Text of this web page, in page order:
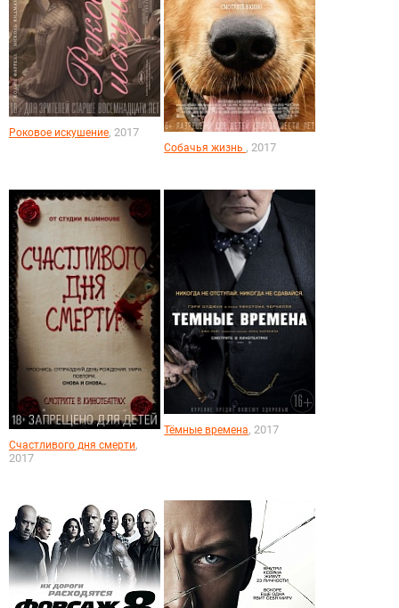
Роковое искушение, 2017
Собачья жизнь , 2017
Счастливого дня смерти,
2017
Тёмные времена, 2017